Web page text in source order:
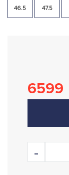
46.5 47.5
6599